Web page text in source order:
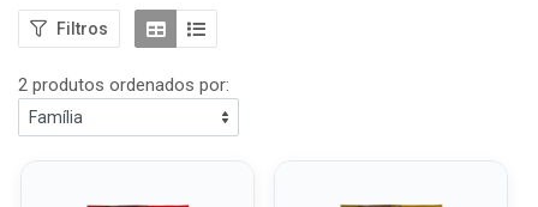
Filtros
2 produtos ordenados por: